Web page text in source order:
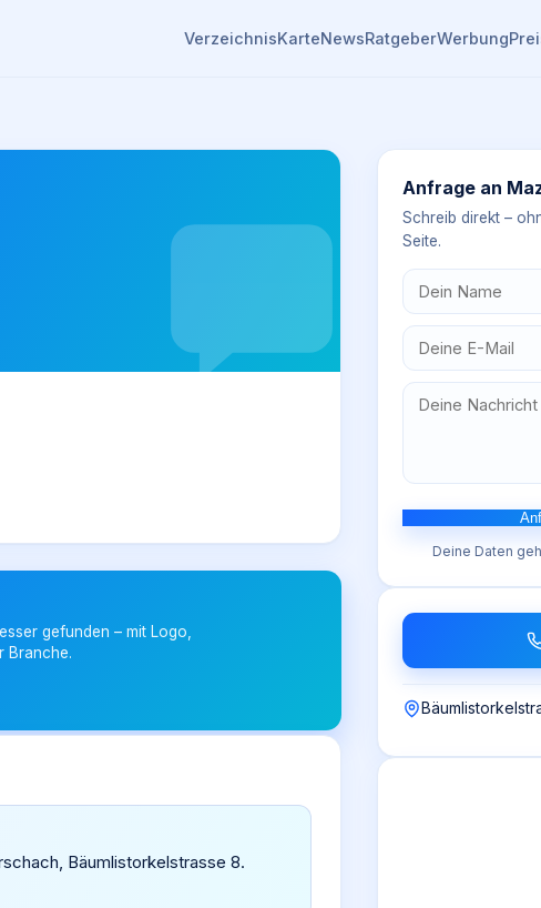
VerzeichnisKarteNewsRatgeberWerbung
gefunden – mit Logo,
Branche.
Bäumlistorkelstrasse 8.
Anfrage an
Schreib direkt –
Seite.
Deine Daten